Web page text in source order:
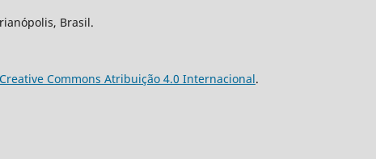
Brasil.
Creative Commons Atribuição 4.0 Internacional.